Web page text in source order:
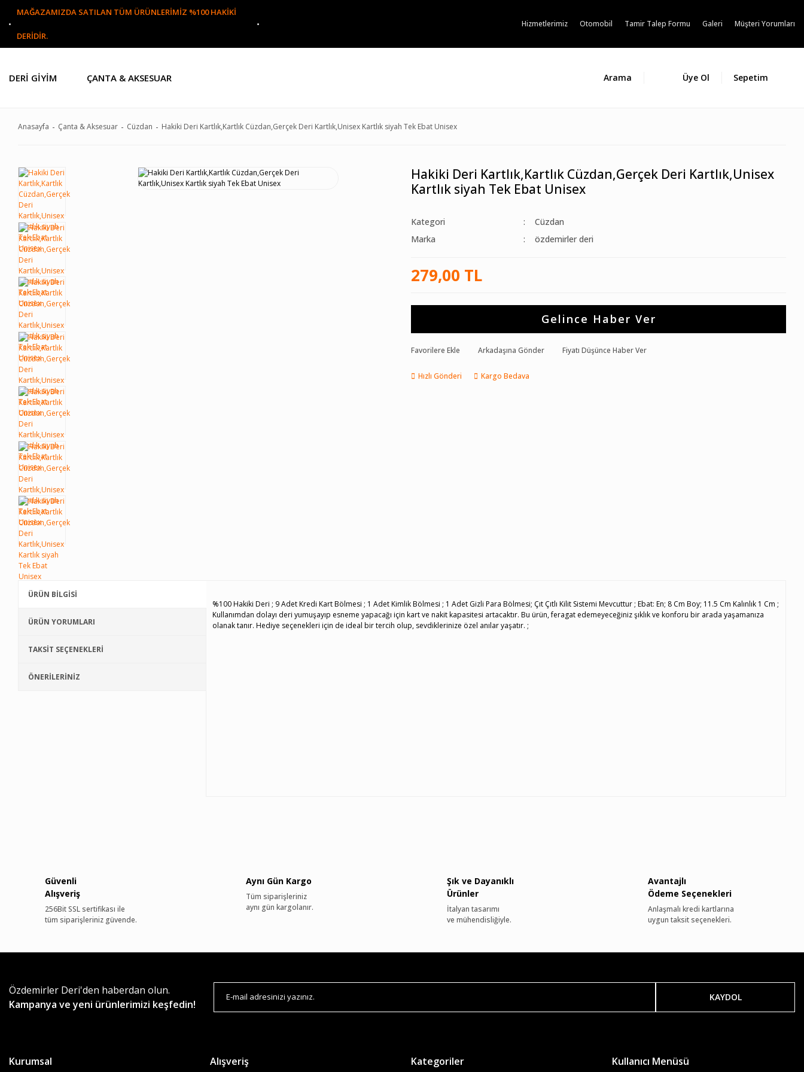
MAĞAZAMIZDA SATILAN TÜM ÜRÜNLERİMİZ %100 HAKİKİ
DERİDİR.
Hizmetlerimiz Otomobil Tamir Talep Formu Galeri Müşteri Yorumları
DERI GIYIM ÇANTA & AKSESUAR Arama Üye Ol Sepetim
Anasayfa Çanta & Aksesuar Cüzdan Hakiki Deri Kartlık,Kartlık Cüzdan,Gerçek Deri Kartlık,Unisex Kartlık siyah Tek Ebat Unisex
Hakiki Deri Kartlık,Kartlık Cüzdan,Gerçek Deri Kartlık,Unisex
Kartlık siyah Tek Ebat Unisex
Kategori
Cüzdan
Marka
özdemirler deri
279,00 TL
Gelince Haber Ver
Favorilere Ekle Arkadaşına Gönder Fiyatı Düşünce Haber Ver
Hızlı Gönderi Kargo Bedava
ÜRÜN BİLGİSİ
ÜRÜN YORUMLARI
TAKSİT SEÇENEKLERİ
ÖNERİLERİNİZ
%100 Hakiki Deri ; 9 Adet Kredi Kart Bölmesi ; 1 Adet Kimlik Bölmesi ; 1 Adet Gizli Para Bölmesi; Çıt Çıtlı Kilit Sistemi Mevcuttur ; Ebat: En; 8 Cm Boy; 11.5 Cm Kalınlık 1 Cm ;
Kullanımdan dolayı deri yumuşayıp esneme yapacağı için kart ve nakit kapasitesi artacaktır. Bu ürün, feragat edemeyeceğiniz şıklık ve konforu bir arada yaşamanıza
olanak tanır. Hediye seçenekleri için de ideal bir tercih olup, sevdiklerinize özel anılar yaşatır. ;
Güvenli
Alışveriş
256Bit SSL sertifikası ile
tüm siparişleriniz güvende.
Aynı Gün Kargo
Tüm siparişleriniz
aynı gün kargolanır.
Şık ve Dayanıklı
Ürünler
İtalyan tasarımı
ve mühendisliğiyle.
Avantajlı
Ödeme Seçenekleri
Anlaşmalı kredi kartlarına
uygun taksit seçenekleri.
Özdemirler Deri'den haberdan olun.
Kampanya ve yeni ürünlerimizi keşfedin!
KAYDOL
Kurumsal Alışveriş Kategoriler Kullanıcı Menüsü